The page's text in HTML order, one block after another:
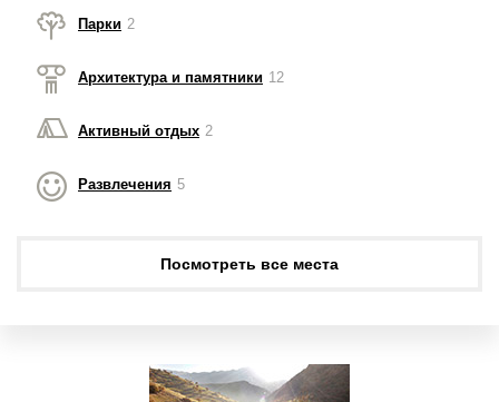
Парки 2
Архитектура и памятники 12
Активный отдых 2
Развлечения 5
Посмотреть все места